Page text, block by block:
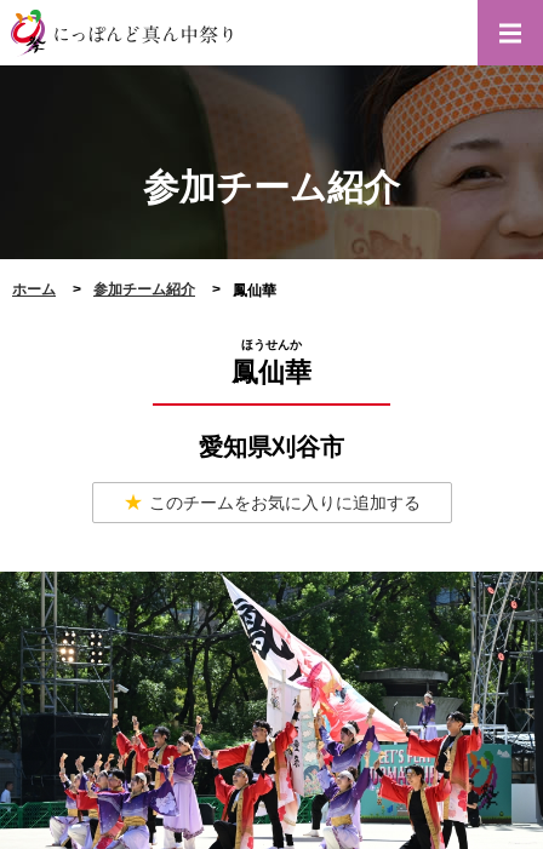
参加チーム紹介
ホーム 参加チーム紹介 鳳仙華
鳳仙華
ほうせんか
愛知県刈谷市
このチームをお気に入りに追加する